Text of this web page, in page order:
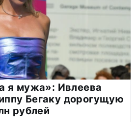
я мужа»: Ивлеева
Бегаку дорогущую
рублей